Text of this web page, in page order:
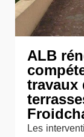
ALB
travaux
Les